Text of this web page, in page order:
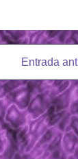
Entrada